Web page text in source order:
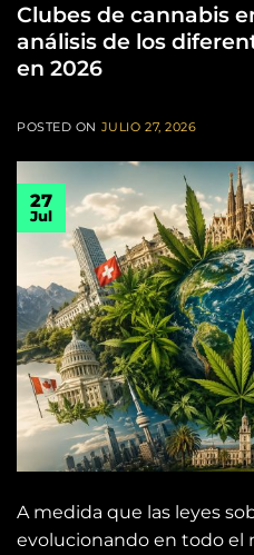
Clubes de cannabis
análisis de los
en 2026
POSTED ON JULIO 27, 2026
27
Jul
A medida que las leyes
evolucionando en todo el